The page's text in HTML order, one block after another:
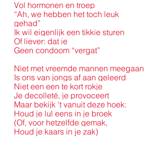
Vol hormonen en troep
“Ah, we hebben het toch leuk
gehad”
Ik wil eigenlijk een tikkie sturen
Of liever: dat ie
Geen condoom “vergat”
Niet met vreemde mannen meegaan
Is ons van jongs af aan geleerd
Niet een een te kort rokje
Je decolleté, je provoceert
Maar bekijk ‘t vanuit deze hoek:
Houd je lul eens in je broek
(Of, voor hetzelfde gemak,
Houd je kaars in je zak)